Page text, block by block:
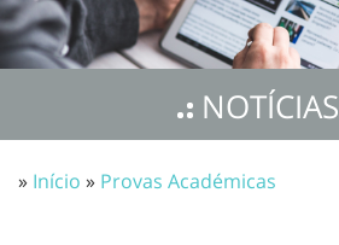
NOTÍCIAS
» Início » Provas Académicas